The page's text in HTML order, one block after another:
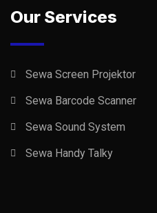
Our Services
Sewa Screen Projektor
Sewa Barcode Scanner
Sewa Sound System
Sewa Handy Talky